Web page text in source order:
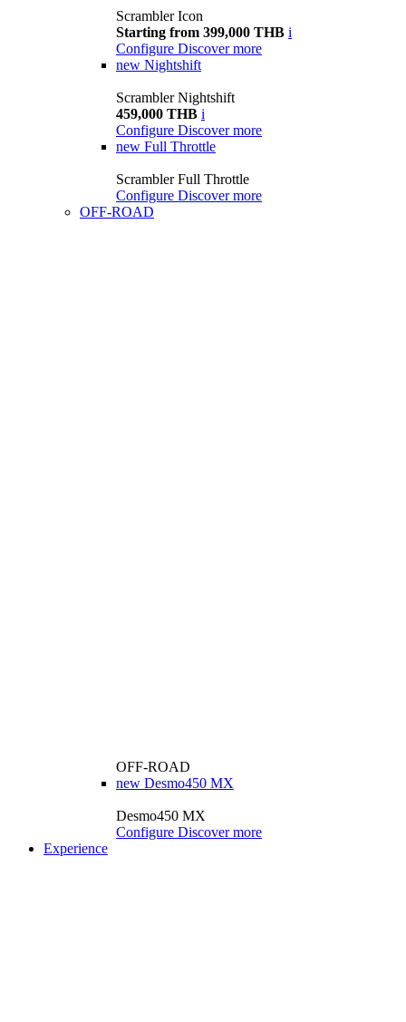
Scrambler Icon
Starting from 399,000 THB i
Configure Discover more
new Nightshift
Scrambler Nightshift
459,000 THB i
Configure Discover more
new Full Throttle
Scrambler Full Throttle
Configure Discover more
OFF-ROAD
OFF-ROAD
new Desmo450 MX
Desmo450 MX
Configure Discover more
Experience